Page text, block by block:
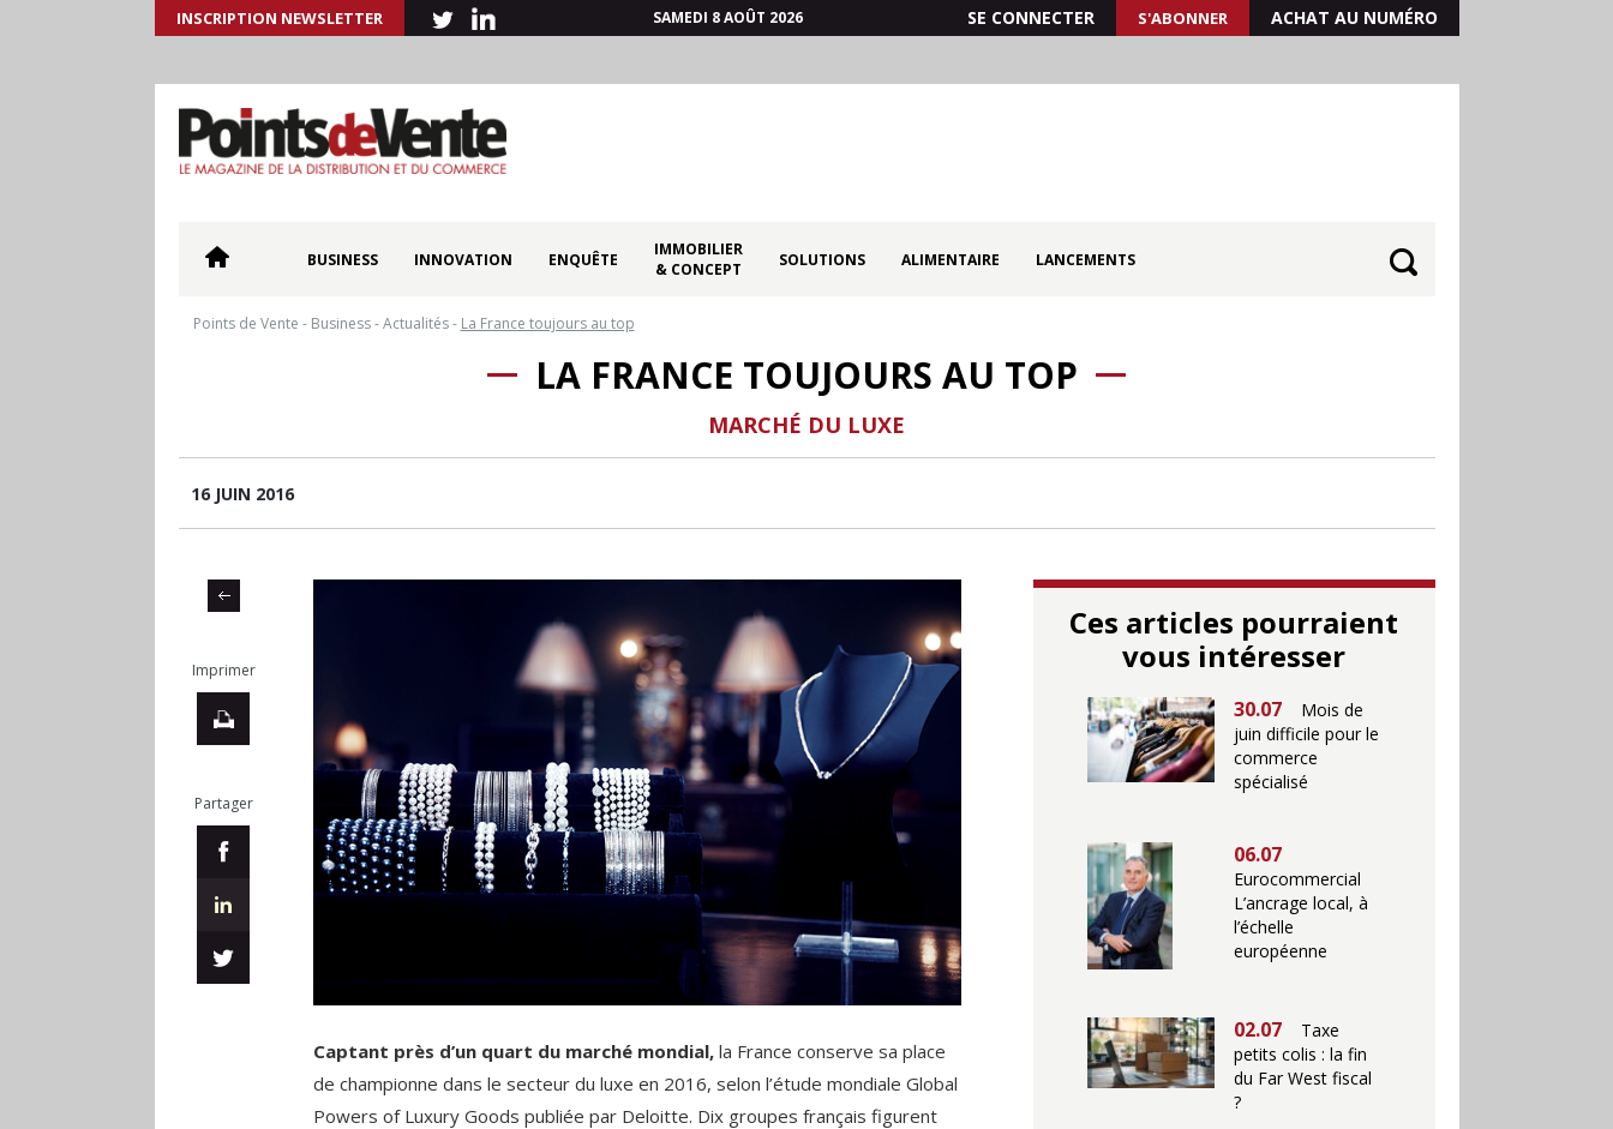
INSCRIPTION NEWSLETTER SAMEDI 8 AOÛT 2026 SE CONNECTER S'ABONNER ACHAT AU NUMÉRO
BUSINESS INNOVATION ENQUÊTE
IMMOBILIER
& CONCEPT
SOLUTIONS ALIMENTAIRE LANCEMENTS
Points de Vente - Business-Actualités- La France toujours au top
LA FRANCE TOUJOURS AU TOP
MARCHÉ DU LUXE
16 JUIN 2016
Imprimer
Partager
Captant près d’un quart du marché mondial,la France conserve sa place
de championne dans le secteur du luxe en 2016, selon l’étude mondiale Global
Powers of Luxury Goods publiée par Deloitte. Dix groupes français figurent
Ces articles pourraient
vous intéresser
30.07
Mois de
juin difficile pour le
commerce
spécialisé
06.07
Eurocommercial
L’ancrage local, à
l’échelle
européenne
02.07
Taxe
petits colis : la fin
du Far West fiscal
?